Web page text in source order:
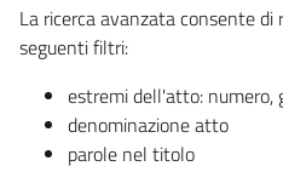
La ricerca avanzata consente
seguenti filtri:
estremi dell'atto: numero,
denominazione atto
parole nel titolo